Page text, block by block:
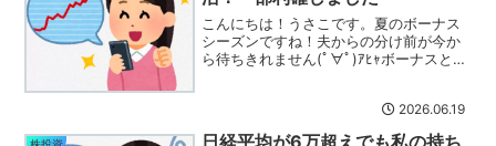
こんにちは！うさこです。夏のボーナス
シーズンですね！夫からの分け前が今か
ら待ちきれません(ﾟ∀ﾟ)ｱﾋｬボーナスとは
ね(/・ω・)/さて、最近の株高の恩恵はサ
ッパリ受け...
2026.06.19
日経平均が6万超えでも私の持ち